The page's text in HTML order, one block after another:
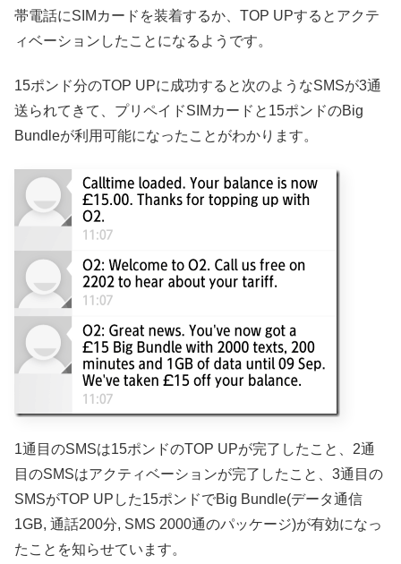
帯電話にSIMカードを装着するか、TOP UPするとアクテ
ィベーションしたことになるようです。
15ポンド分のTOP UPに成功すると次のようなSMSが3通
送られてきて、プリペイドSIMカードと15ポンドのBig
Bundleが利用可能になったことがわかります。
1通目のSMSは15ポンドのTOP UPが完了したこと、2通
目のSMSはアクティベーションが完了したこと、3通目の
SMSがTOP UPした15ポンドでBig Bundle(データ通信
1GB, 通話200分, SMS 2000通のパッケージ)が有効になっ
たことを知らせています。